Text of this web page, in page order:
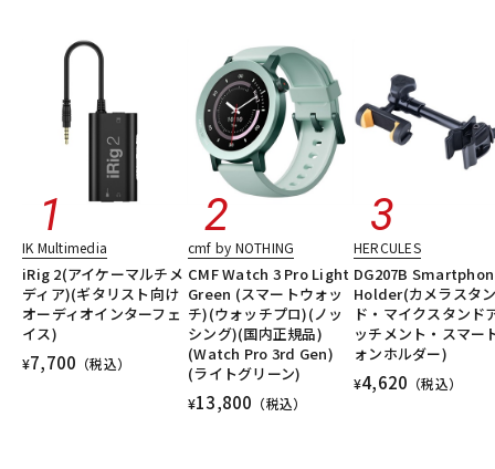
IK Multimedia
iRig 2(アイケーマルチメ
ディア)(ギタリスト向け
オーディオインターフェ
イス)
¥7,700 （税込）
cmf by NOTHING
CMF Watch 3 Pro Light
Green (スマートウォッ
チ)(ウォッチプロ)(ノッ
シング)(国内正規品)
(Watch Pro 3rd Gen)
(ライトグリーン)
¥13,800 （税込）
HERCULES
DG207B
Holder(カメラスタ
ド・マイクスタンド
ッチメント・スマー
ォンホルダー)
¥4,620 （税込）